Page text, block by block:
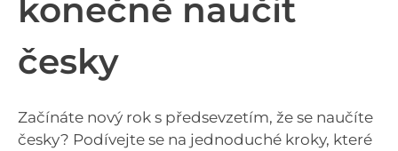
konečně naučit
česky
Začínáte nový rok s předsevzetím, že se naučíte
česky? Podívejte se na jednoduché kroky, které